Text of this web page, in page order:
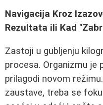
Navigacija Kroz
Rezultata ili Kad
Zastoji u gubljenju
procesa. Organizmu je
prilagodi novom
zaustave, treba se